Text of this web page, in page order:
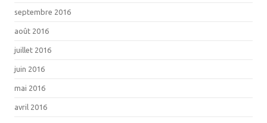
septembre 2016
août 2016
juillet 2016
juin 2016
mai 2016
avril 2016